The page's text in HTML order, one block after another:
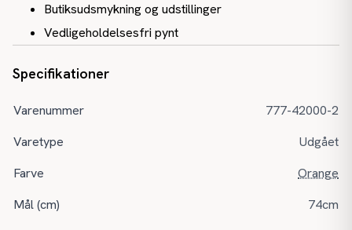
Butiksudsmykning og udstillinger
Vedligeholdelsesfri pynt
Specifikationer
Varenummer
777-42000-2
Varetype
Udgået
Farve
Orange
Mål (cm)
74cm